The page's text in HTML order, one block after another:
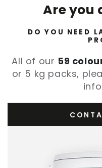
Are you
DO YOU NEED
All of our 59
or 5 kg packs,